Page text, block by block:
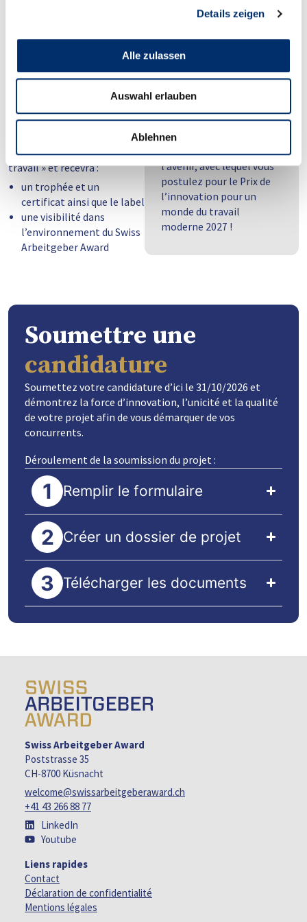
Details zeigen
Alle zulassen
Auswahl erlauben
Ablehnen
conditions de
Qu’y a-t-il à
Le projet lauréat sera
innovant pour le monde du
travail » et recevra :
un trophée et un
certificat ainsi que le label
une visibilité dans
l’environnement du Swiss
Arbeitgeber Award
HR Swiss et icommit se
réjouissent de découvrir
votre projet tourné vers
l’avenir, avec lequel vous
postulez pour le Prix de
l’innovation pour un
monde du travail
moderne 2027 !
Soumettre une
candidature
Soumettez votre candidature d’ici le 31/10/2026 et
démontrez la force d’innovation, l’unicité et la qualité
de votre projet afin de vous démarquer de vos
concurrents.
Déroulement de la soumission du projet :
Remplir le formulaire
Créer un dossier de projet
Télécharger les documents
Swiss Arbeitgeber Award
Poststrasse 35
CH-8700 Küsnacht
welcome@swissarbeitgeberaward.ch
+41 43 266 88 77
LinkedIn
Youtube
Liens rapides
Contact
Déclaration de confidentialité
Mentions légales